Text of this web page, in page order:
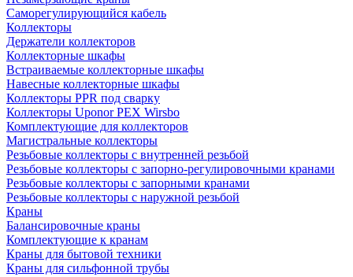
Саморегулирующийся кабель
Коллекторы
Держатели коллекторов
Коллекторные шкафы
Встраиваемые коллекторные шкафы
Навесные коллекторные шкафы
Коллекторы PPR под сварку
Коллекторы Uponor PEX Wirsbo
Комплектующие для коллекторов
Магистральные коллекторы
Резьбовые коллекторы с внутренней резьбой
Резьбовые коллекторы с запорно-регулировочными кранами
Резьбовые коллекторы с запорными кранами
Резьбовые коллекторы с наружной резьбой
Краны
Балансировочные краны
Комплектующие к кранам
Краны для бытовой техники
Краны для сильфонной трубы